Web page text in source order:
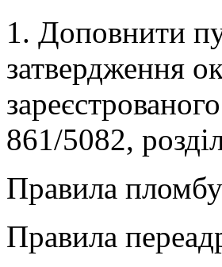
1. Доповнити
затвердження
861/5082,
Правила
Правила